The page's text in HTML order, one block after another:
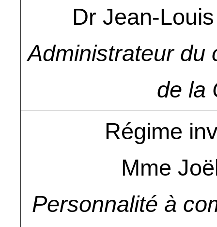
Dr Jean-
Administrateur du
de la
Régime
Mme
Personnalité à